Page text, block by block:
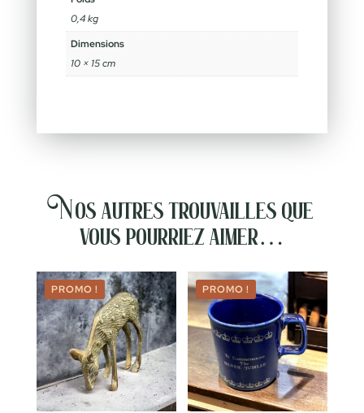
0,4 kg
Dimensions
10 × 15 cm
Nos autres trouvailles que
vous pourriez aimer…
PROMO ! PROMO !